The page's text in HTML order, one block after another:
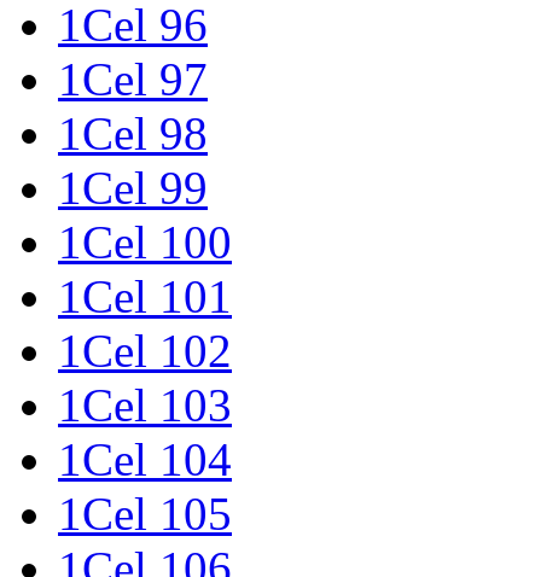
1Cel 96
1Cel 97
1Cel 98
1Cel 99
1Cel 100
1Cel 101
1Cel 102
1Cel 103
1Cel 104
1Cel 105